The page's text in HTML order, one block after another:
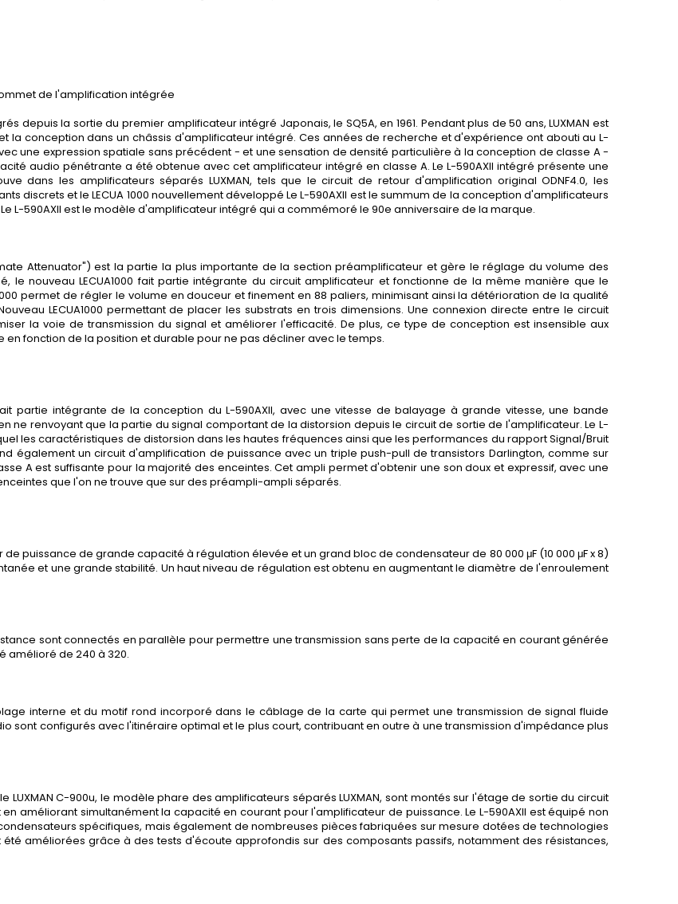
de l'amplification intégrée
depuis la sortie du premier amplificateur intégré Japonais, le SQ5A, en 1961. Pendant plus de 50 ans, LUXMAN est
la conception dans un châssis d'amplificateur intégré. Ces années de recherche et d'expérience ont abouti au L-
une expression spatiale sans précédent - et une sensation de densité particulière à la conception de classe A -
audio pénétrante a été obtenue avec cet amplificateur intégré en classe A. Le L-590AXII intégré présente une
dans les amplificateurs séparés LUXMAN, tels que le circuit de retour d'amplification original ODNF4.0, les
discrets et le LECUA 1000 nouvellement développé Le L-590AXII est le summum de la conception d'amplificateurs
L-590AXII est le modèle d'amplificateur intégré qui a commémoré le 90e anniversaire de la marque.
Attenuator") est la partie la plus importante de la section préamplificateur et gère le réglage du volume des
le nouveau LECUA1000 fait partie intégrante du circuit amplificateur et fonctionne de la même manière que le
permet de régler le volume en douceur et finement en 88 paliers, minimisant ainsi la détérioration de la qualité
LECUA1000 permettant de placer les substrats en trois dimensions. Une connexion directe entre le circuit
la voie de transmission du signal et améliorer l'efficacité. De plus, ce type de conception est insensible aux
fonction de la position et durable pour ne pas décliner avec le temps.
partie intégrante de la conception du L-590AXII, avec une vitesse de balayage à grande vitesse, une bande
ne renvoyant que la partie du signal comportant de la distorsion depuis le circuit de sortie de l'amplificateur. Le L-
les caractéristiques de distorsion dans les hautes fréquences ainsi que les performances du rapport Signal/Bruit
également un circuit d'amplification de puissance avec un triple push-pull de transistors Darlington, comme sur
A est suffisante pour la majorité des enceintes. Cet ampli permet d'obtenir une son doux et expressif, avec une
que l'on ne trouve que sur des préampli-ampli séparés.
puissance de grande capacité à régulation élevée et un grand bloc de condensateur de 80 000 μF (10 000 μF x 8)
et une grande stabilité. Un haut niveau de régulation est obtenu en augmentant le diamètre de l'enroulement
sont connectés en parallèle pour permettre une transmission sans perte de la capacité en courant générée
amélioré de 240 à 320.
interne et du motif rond incorporé dans le câblage de la carte qui permet une transmission de signal fluide
sont configurés avec l'itinéraire optimal et le plus court, contribuant en outre à une transmission d'impédance plus
C-900u, le modèle phare des amplificateurs séparés LUXMAN, sont montés sur l'étage de sortie du circuit
améliorant simultanément la capacité en courant pour l'amplificateur de puissance. Le L-590AXII est équipé non
spécifiques, mais également de nombreuses pièces fabriquées sur mesure dotées de technologies
améliorées grâce à des tests d'écoute approfondis sur des composants passifs, notamment des résistances,